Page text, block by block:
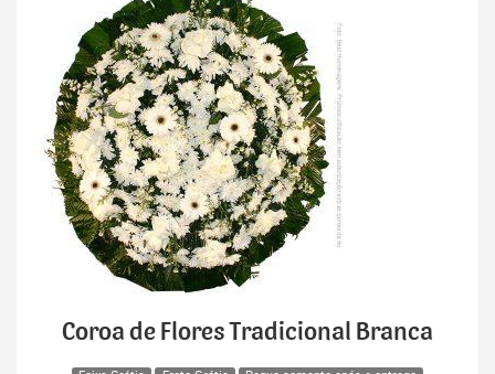
Coroa de Flores Tradicional Branca